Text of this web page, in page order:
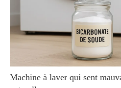
Machine à laver qui sent